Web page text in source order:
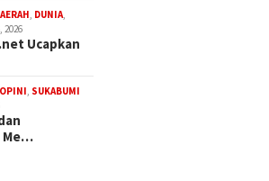
DUNIA
2026
Ucapkan
OPINI SUKABUMI
Me…